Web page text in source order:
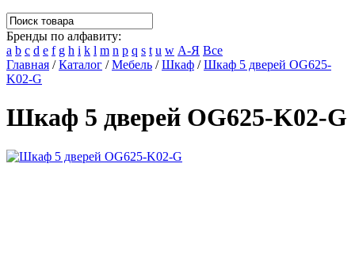
Бренды по алфавиту:
a b c d e f g h i k l m n p q s t u w А-Я Все
Главная /Каталог /Мебель /Шкаф /Шкаф 5 дверей OG625-
K02-G
Шкаф 5 дверей OG625-K02-G